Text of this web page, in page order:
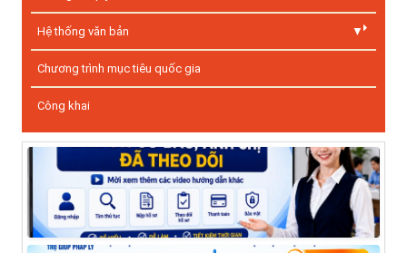
Hệ thống văn bản
Chương trình mục tiêu quốc gia
Công khai